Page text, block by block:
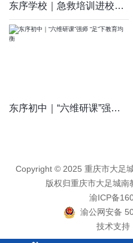
东序学校｜急救培训进校园，呵护生命保平安
东序初中｜“六维研课”强师 “足”下教育均衡
Copyright © 2025 重庆市大足
版权归重庆市大足城南
渝ICP备
渝公网安备
技术支持